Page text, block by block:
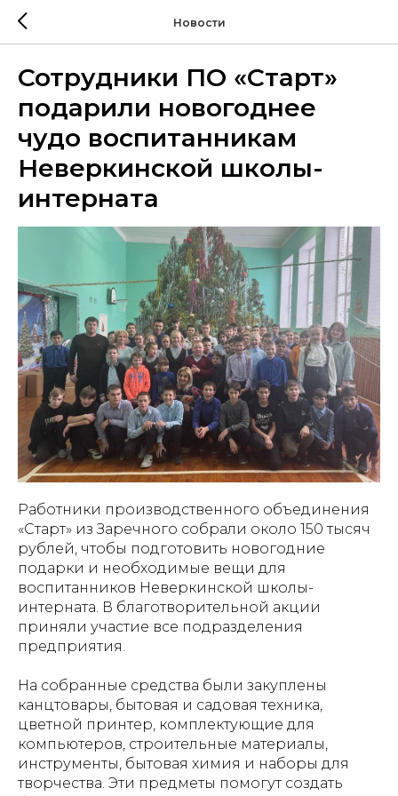
Новости
Сотрудники ПО «Старт»
подарили новогоднее
чудо воспитанникам
Неверкинской школы-
интерната
Работники производственного объединения
«Старт» из Заречного собрали около 150 тысяч
рублей, чтобы подготовить новогодние
подарки и необходимые вещи для
воспитанников Неверкинской школы-
интерната. В благотворительной акции
приняли участие все подразделения
предприятия.
На собранные средства были закуплены
канцтовары, бытовая и садовая техника,
цветной принтер, комплектующие для
компьютеров, строительные материалы,
инструменты, бытовая химия и наборы для
творчества. Эти предметы помогут создать